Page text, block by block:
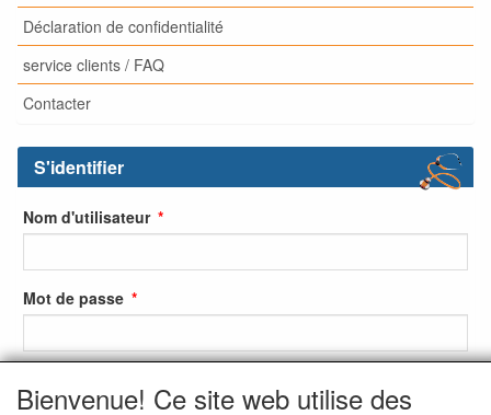
Déclaration de confidentialité
service clients / FAQ
Contacter
S'identifier
Nom d'utilisateur
Mot de passe
S'identifier
Bienvenue! Ce site web utilise des